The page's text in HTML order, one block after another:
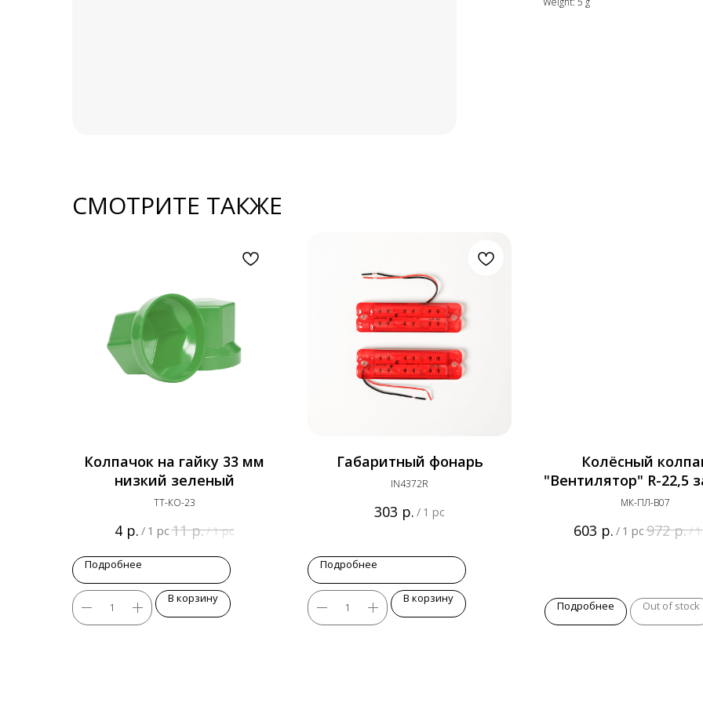
СМОТРИТЕ ТАКЖЕ
Колпачок на гайку 33 мм
низкий зеленый
ТТ-КО-23
4 р. / 1 pc11 р./1 pc
Подробнее
В корзину
Габаритный фонарь
IN4372R
303 р. / 1 pc
Подробнее
В корзину
Колёсный
"Вентилятор" R-22,5
желтый
МК-ПЛ-В07
603 р. / 1 pc972 р./
Подробнее Out of stock